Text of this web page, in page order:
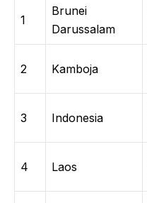
1
Brunei
Darussalam
2 Kamboja
3 Indonesia
4 Laos